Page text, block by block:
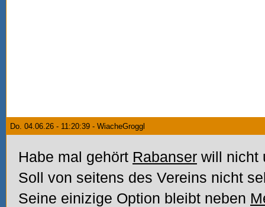
Do. 04.06.26 - 11:20:39 - WiacheGroggl
Habe mal gehört Rabanser will nicht
Soll von seitens des Vereins nicht
Seine einizige Option bleibt neben